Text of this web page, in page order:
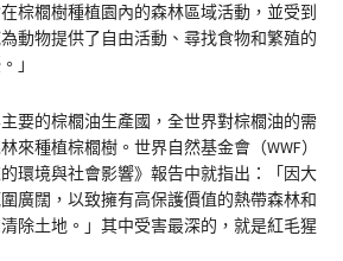
棕櫚樹種植園內的森林區域活動，並受到
動物提供了自由活動、尋找食物和繁殖的
」
要的棕櫚油生產國，全世界對棕櫚油的需
來種植棕櫚樹。世界自然基金會（WWF）
環境與社會影響》報告中就指出：「因大
廣闊，以致擁有高保護價值的熱帶森林和
除土地。」其中受害最深的，就是紅毛猩